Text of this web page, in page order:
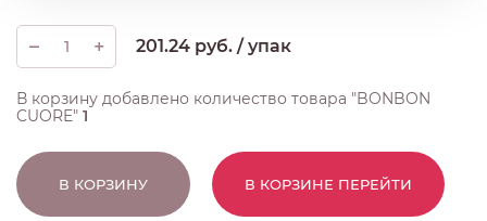
– + 201.24 руб. / упак
В корзину добавлено количество товара "BONBON
CUORE" 1
В КОРЗИНУ В КОРЗИНЕ ПЕРЕЙТИ